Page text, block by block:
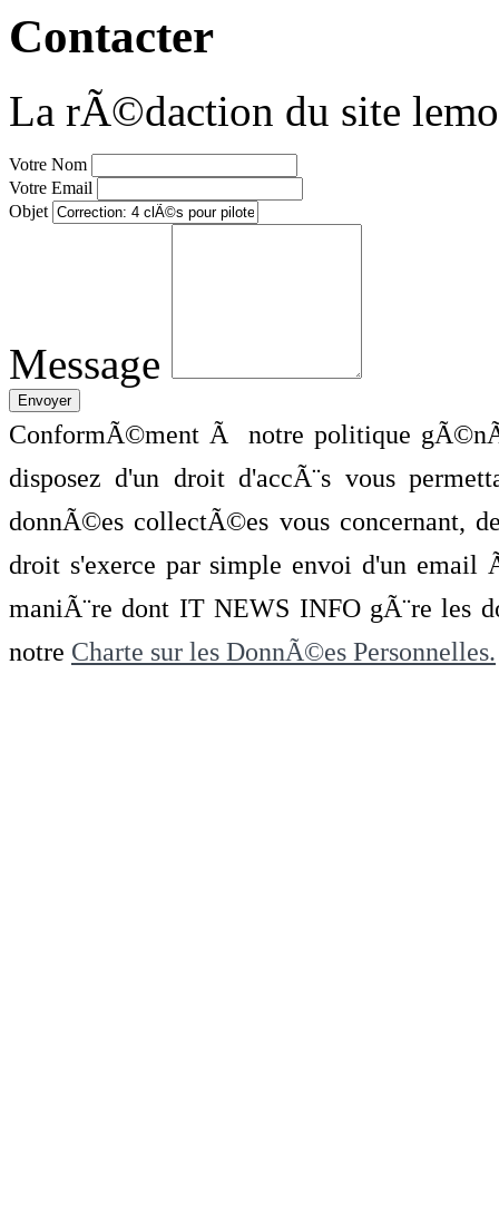
Contacter
La rÃ©daction du site
Votre Nom
Votre Email
Objet
Message
ConformÃ©ment Ã notre politique
disposez d'un droit d'accÃ¨s vous
donnÃ©es collectÃ©es vous concernant,
droit s'exerce par simple envoi d'un
maniÃ¨re dont IT NEWS INFO gÃ¨re les
notre Charte sur les DonnÃ©es Personnelles.